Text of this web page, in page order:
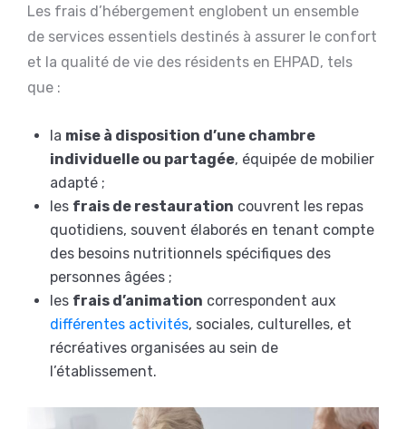
Les frais d’hébergement englobent un ensemble
de services essentiels destinés à assurer le confort
et la qualité de vie des résidents en EHPAD, tels
que :
la mise à disposition d’une chambre
individuelle ou partagée, équipée de mobilier
adapté ;
les frais de restauration couvrent les repas
quotidiens, souvent élaborés en tenant compte
des besoins nutritionnels spécifiques des
personnes âgées ;
les frais d’animation correspondent aux
différentes activités, sociales, culturelles, et
récréatives organisées au sein de
l’établissement.